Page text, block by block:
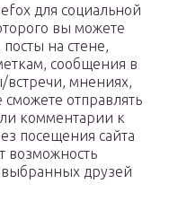
для социальной
вы можете
на стене,
сообщения в
встречи, мнениях,
сможете отправлять
комментарии к
посещения сайта
возможность
друзей